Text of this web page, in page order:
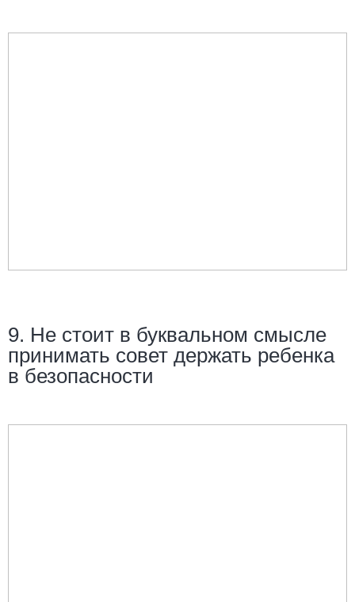
9. Не стоит в буквальном смысле
принимать совет держать ребенка
в безопасности